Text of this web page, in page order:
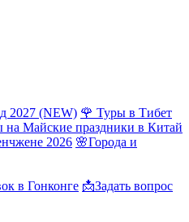
2027 (NEW) 🌹 Туры в Тибет
на Майские праздники в Китай
2026 🌸Города и
в Гонконге 📩Задать вопрос